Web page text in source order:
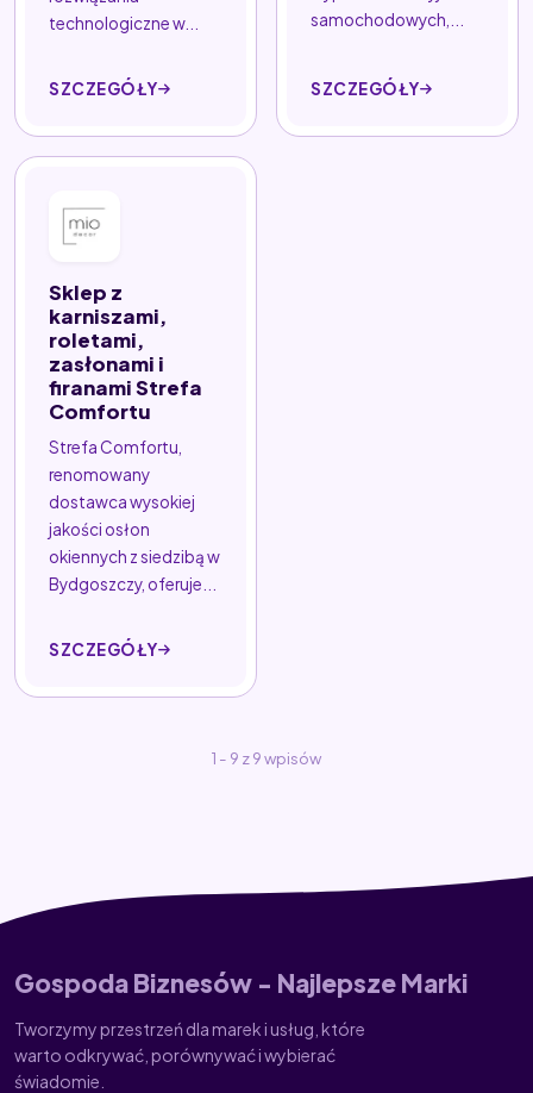
technologiczne w...
SZCZEGÓŁY
samochodowych,...
SZCZEGÓŁY
Sklep z
karniszami,
roletami,
zasłonami i
firanami Strefa
Comfortu
Strefa Comfortu,
renomowany
dostawca wysokiej
jakości osłon
okiennych z siedzibą w
Bydgoszczy, oferuje...
SZCZEGÓŁY
1 - 9 z 9 wpisów
Gospoda Biznesów - Najlepsze Marki
Tworzymy przestrzeń dla marek i usług, które
warto odkrywać, porównywać i wybierać
świadomie.